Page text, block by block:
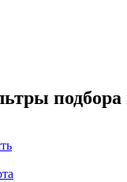
подбора